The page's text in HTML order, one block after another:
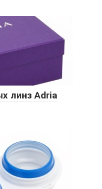
линз Adria